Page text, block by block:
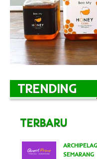
TRENDING
TERBARU
SEMARANG